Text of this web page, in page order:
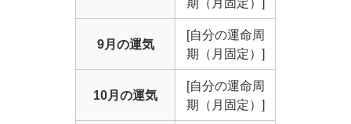
期（月固定）]
9月の運気
[自分の運命周
期（月固定）]
10月の運気
[自分の運命周
期（月固定）]